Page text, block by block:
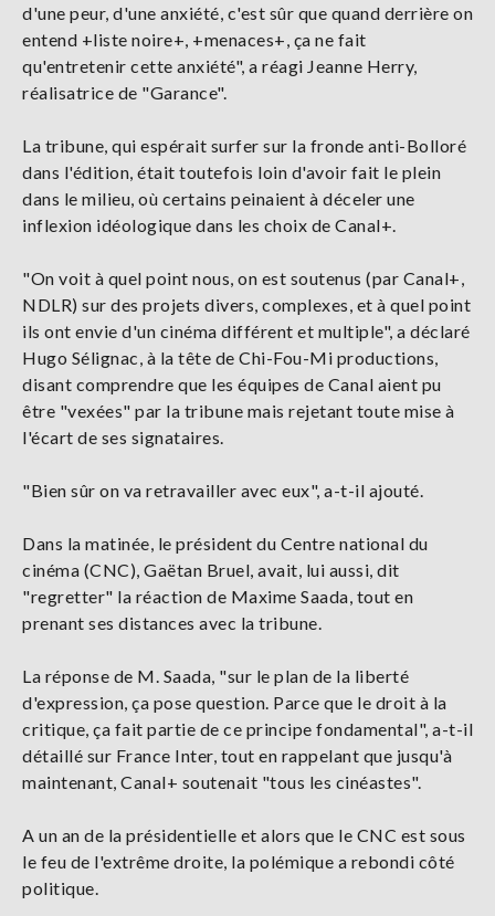
d'une peur, d'une anxiété, c'est sûr que quand derrière on
entend +liste noire+, +menaces+, ça ne fait
qu'entretenir cette anxiété", a réagi Jeanne Herry,
réalisatrice de "Garance".
La tribune, qui espérait surfer sur la fronde anti-Bolloré
dans l'édition, était toutefois loin d'avoir fait le plein
dans le milieu, où certains peinaient à déceler une
inflexion idéologique dans les choix de Canal+.
"On voit à quel point nous, on est soutenus (par Canal+,
NDLR) sur des projets divers, complexes, et à quel point
ils ont envie d'un cinéma différent et multiple", a déclaré
Hugo Sélignac, à la tête de Chi-Fou-Mi productions,
disant comprendre que les équipes de Canal aient pu
être "vexées" par la tribune mais rejetant toute mise à
l'écart de ses signataires.
"Bien sûr on va retravailler avec eux", a-t-il ajouté.
Dans la matinée, le président du Centre national du
cinéma (CNC), Gaëtan Bruel, avait, lui aussi, dit
"regretter" la réaction de Maxime Saada, tout en
prenant ses distances avec la tribune.
La réponse de M. Saada, "sur le plan de la liberté
d'expression, ça pose question. Parce que le droit à la
critique, ça fait partie de ce principe fondamental", a-t-il
détaillé sur France Inter, tout en rappelant que jusqu'à
maintenant, Canal+ soutenait "tous les cinéastes".
A un an de la présidentielle et alors que le CNC est sous
le feu de l'extrême droite, la polémique a rebondi côté
politique.